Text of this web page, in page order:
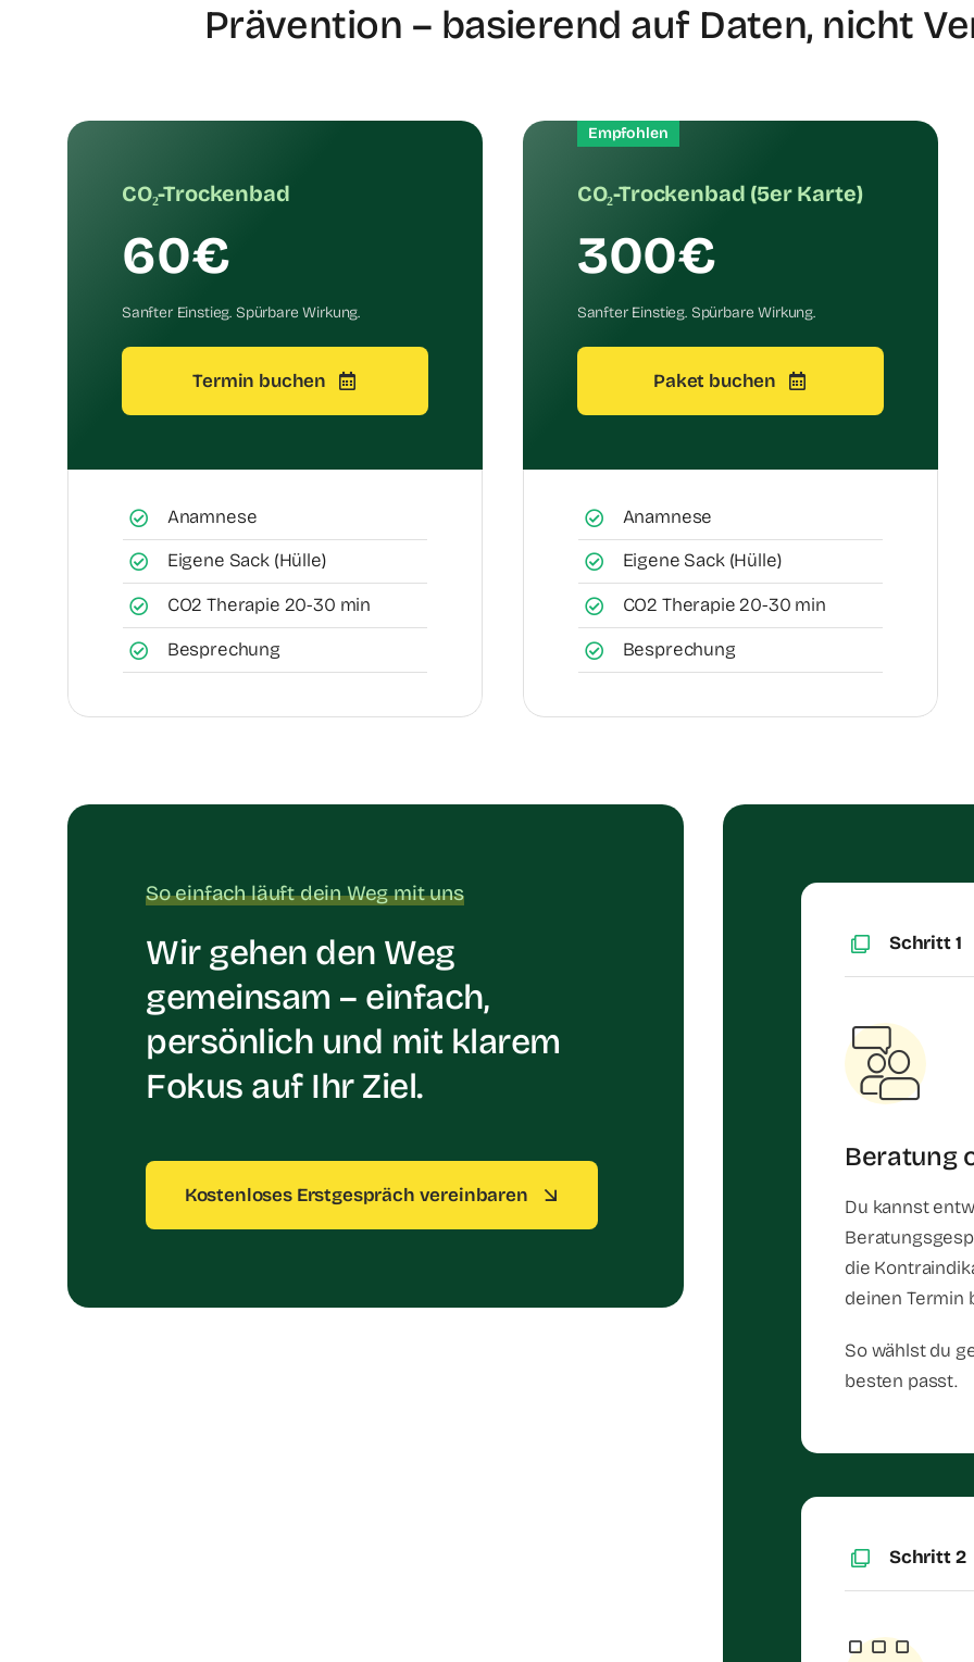
Prävention – basierend auf Daten, nicht
CO₂-Trockenbad
60€
Sanfter Einstieg. Spürbare Wirkung.
Termin buchen
Anamnese
Eigene Sack (Hülle)
CO2 Therapie 20-30 min
Besprechung
Empfohlen
CO₂-Trockenbad (5er Karte)
300€
Sanfter Einstieg. Spürbare Wirkung.
Paket buchen
Anamnese
Eigene Sack (Hülle)
CO2 Therapie 20-30 min
Besprechung
So einfach läuft dein Weg mit uns
Wir gehen den Weg
gemeinsam – einfach,
persönlich und mit klarem
Fokus auf Ihr Ziel.
Kostenloses Erstgespräch vereinbaren
Schritt 1
Beratung
Du kannst
die
deinen Termin
So wählst du
besten passt.
Schritt 2